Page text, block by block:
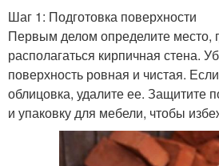
Шаг 1: Подготовка поверхности
Первым делом определите место,
располагаться кирпичная стена.
поверхность ровная и чистая.
облицовка, удалите ее. Защитите
и упаковку для мебели, чтобы